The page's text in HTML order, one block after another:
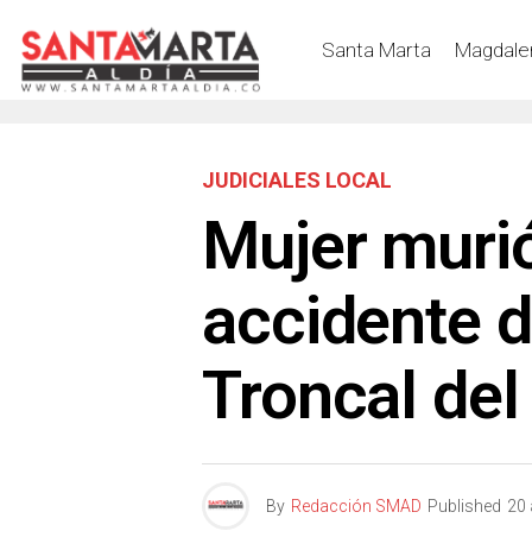
Santa Marta
JUDICIALES LOCAL
Mujer
accidente
Troncal
By Redacción SMAD Published 20